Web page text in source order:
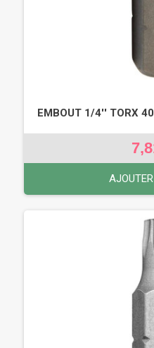
EMBOUT 1/4'' TORX